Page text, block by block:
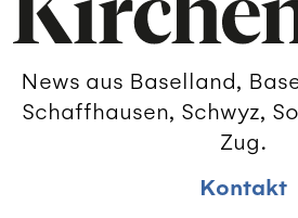
News aus Baselland,
Schaffhausen, Schwyz,
Zug.
Kontakt